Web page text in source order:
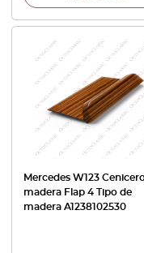
Mercedes W123
madera Flap 4 Tipo de
madera A1238102530